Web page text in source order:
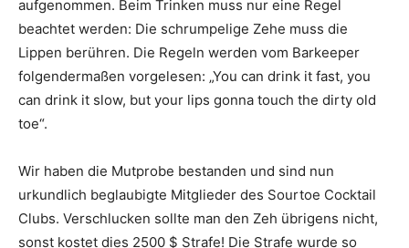
aufgenommen. Beim Trinken muss nur eine Regel
beachtet werden: Die schrumpelige Zehe muss die
Lippen berühren. Die Regeln werden vom Barkeeper
folgendermaßen vorgelesen: „You can drink it fast, you
can drink it slow, but your lips gonna touch the dirty old
toe“.
Wir haben die Mutprobe bestanden und sind nun
urkundlich beglaubigte Mitglieder des Sourtoe Cocktail
Clubs. Verschlucken sollte man den Zeh übrigens nicht,
sonst kostet dies 2500 $ Strafe! Die Strafe wurde so